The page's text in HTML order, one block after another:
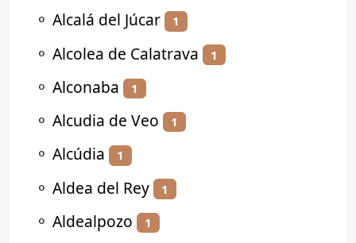
⚬ Alcalá del Júcar 1
⚬ Alcolea de Calatrava 1
⚬ Alconaba 1
⚬ Alcudia de Veo 1
⚬ Alcúdia 1
⚬ Aldea del Rey 1
⚬ Aldealpozo 1